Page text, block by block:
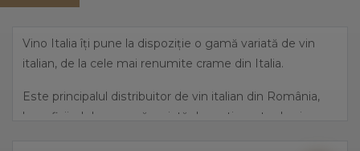
Vino Italia îți pune la dispoziție o gamă variată de vin
italian, de la cele mai renumite crame din Italia.
Este principalul distribuitor de vin italian din România,
beneficiind de o gamă variată de sortimente de vin,